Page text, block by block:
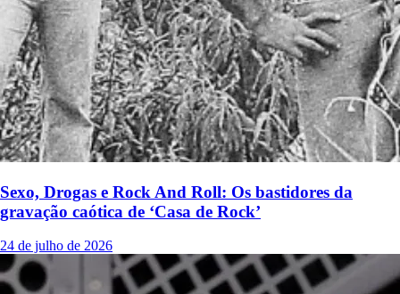
Sexo, Drogas e Rock And Roll: Os bastidores da
gravação caótica de ‘Casa de Rock’
24 de julho de 2026